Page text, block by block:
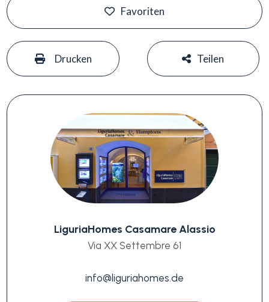
Favoriten
Drucken Teilen
LiguriaHomes Casamare Alassio
Via XX Settembre 61
info@liguriahomes.de